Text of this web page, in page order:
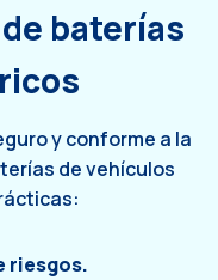
baterías
y conforme a la
de vehículos
riesgos.